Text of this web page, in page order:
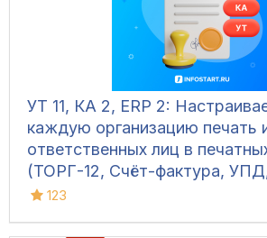
УТ 11, КА 2, ERP 2:
каждую организацию печать
ответственных лиц в
(ТОРГ-12, Счёт-фактура,
клиента, Акт сверки, М-15 и
123